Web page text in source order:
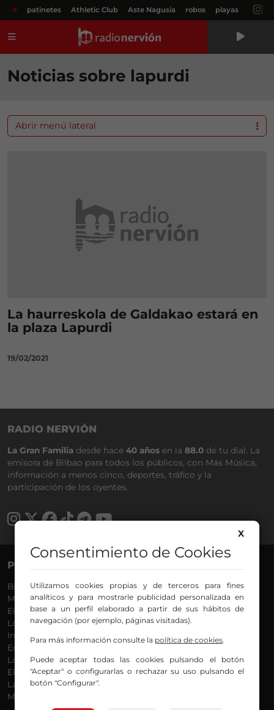
# patinetes Athletic Club Aste Nagusia robos playas
Noticias sobre lapurdi
La haurreskola de Galdakao estará en
la plaza Lapurdi
19/02/2021
Abrir menú lateral
RADIO NERVIÓN
La Gran Familia desde hace 40 años en la 88.0 de tu dial. La
emisora de Bilbao para todos los públicos, con Más Música,
información a menos cinco, deportes, tráfico y la
participación de los oyentes.
PROGRAMAS
Bilbosport
Más Música
El Madrugador
Lo Más Nuevo
Informativos
En Ruta
Locos por la Música
El Supermadrugador
La Mañana de Radio Nervión
Más Madrugada
Agurtzane
Belén Ollero
Dani
Eduardo
Eva Argote
Endika
Iker
Iñigo
X
Consentimiento de Cookies
Utilizamos cookies propias y de terceros para fines
analíticos y para mostrarle publicidad personalizada en
base a un perfil elaborado a partir de sus hábitos de
navegación (por ejemplo, páginas visitadas).
Para más información consulte la política de cookies.
Puede aceptar todas las cookies pulsando el botón
"Aceptar" o configurarlas o rechazar su uso pulsando el
botón "Configurar".